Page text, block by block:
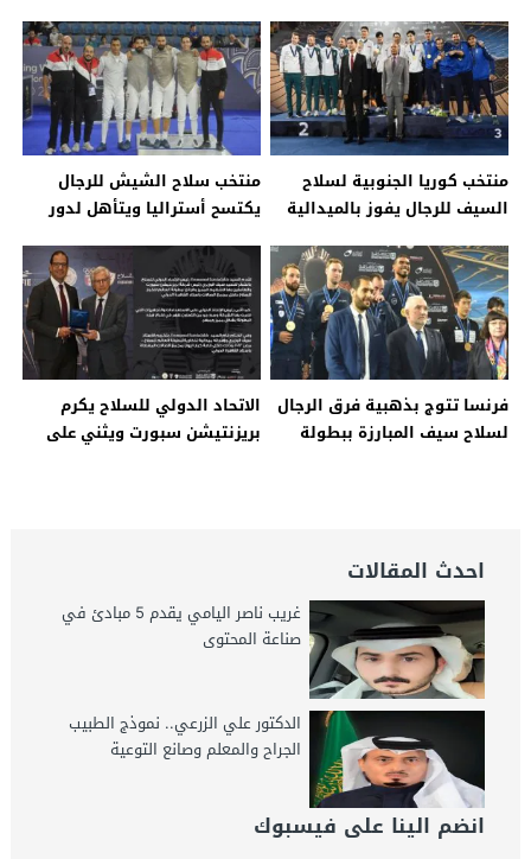
جريدة الخبر اليوم
عالمية – جريدة الخبر اليوم
منتخب كوريا الجنوبية لسلاح
السيف للرجال يفوز بالميدالية
– جريدة الخبر اليوم
منتخب سلاح الشيش للرجال
يكتسح أستراليا ويتأهل لدور
فرنسا تتوج بذهبية فرق الرجال
لسلاح سيف المبارزة ببطولة
الاتحاد الدولي للسلاح يكرم
بريزنتيشن سبورت ويثني على
احدث المقالات
غريب ناصر اليامي يقدم 5 مبادئ في
صناعة المحتوى
الدكتور علي الزرعي.. نموذج الطبيب
الجراح والمعلم وصانع التوعية
انضم الينا على فيسبوك